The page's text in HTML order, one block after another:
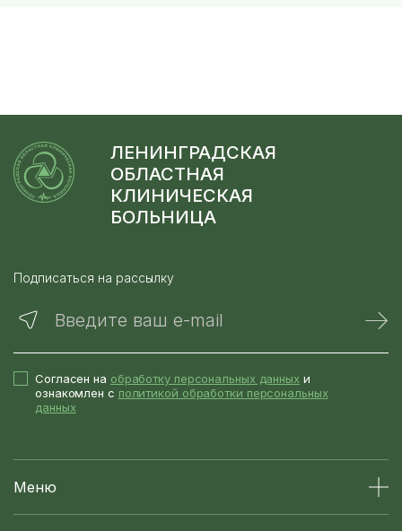
ЛЕНИНГРАДСКАЯ
ОБЛАСТНАЯ
КЛИНИЧЕСКАЯ
БОЛЬНИЦА
Подписаться на рассылку
Введите ваш e-mail
Согласен на обработку персональных данных и
ознакомлен с политикой обработки персональных
данных
Меню